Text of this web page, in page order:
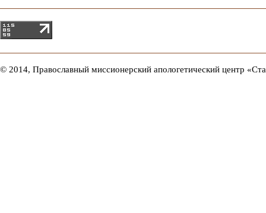
© 2014, Православный миссионерский апологетический центр